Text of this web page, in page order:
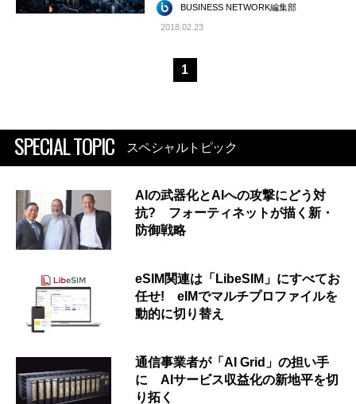
BUSINESS NETWORK編集部
2018.02.23
1
SPECIAL TOPIC スペシャルトピック
AIの武器化とAIへの攻撃にどう対
抗? フォーティネットが描く新・
防御戦略
eSIM関連は「LibeSIM」にすべてお
任せ! eIMでマルチプロファイルを
動的に切り替え
通信事業者が「AI Grid」の担い手
に AIサービス収益化の新地平を切
り拓く